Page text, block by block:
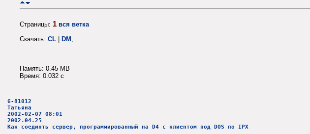
Страницы: 1 вся ветка
Скачать: CL | DM;
Память: 0.45 MB
Время: 0.032 c
6-81012
Татьяна
2002-02-07 08:01
2002.04.25
Как соединть сервер, программированный на D4 с клиентом под DOS по IPX